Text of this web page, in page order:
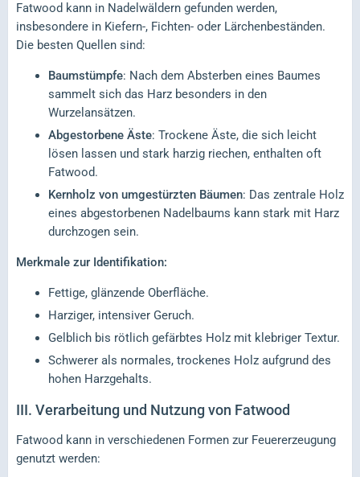
Fatwood kann in Nadelwäldern gefunden werden,
insbesondere in Kiefern-, Fichten- oder Lärchenbeständen.
Die besten Quellen sind:
Baumstümpfe: Nach dem Absterben eines Baumes
sammelt sich das Harz besonders in den
Wurzelansätzen.
Abgestorbene Äste: Trockene Äste, die sich leicht
lösen lassen und stark harzig riechen, enthalten oft
Fatwood.
Kernholz von umgestürzten Bäumen: Das zentrale Holz
eines abgestorbenen Nadelbaums kann stark mit Harz
durchzogen sein.
Merkmale zur Identifikation:
Fettige, glänzende Oberfläche.
Harziger, intensiver Geruch.
Gelblich bis rötlich gefärbtes Holz mit klebriger Textur.
Schwerer als normales, trockenes Holz aufgrund des
hohen Harzgehalts.
III. Verarbeitung und Nutzung von Fatwood
Fatwood kann in verschiedenen Formen zur Feuererzeugung
genutzt werden: